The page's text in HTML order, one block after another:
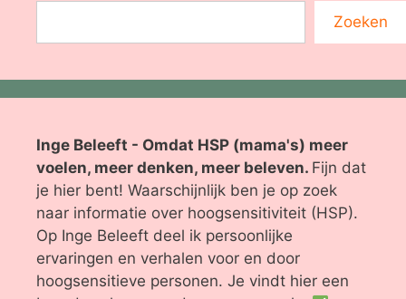
Zoeken
Inge Beleeft - Omdat HSP (mama's) meer
voelen, meer denken, meer beleven. Fijn dat
je hier bent! Waarschijnlijk ben je op zoek
naar informatie over hoogsensitiviteit (HSP).
Op Inge Beleeft deel ik persoonlijke
ervaringen en verhalen voor en door
hoogsensitieve personen. Je vindt hier een